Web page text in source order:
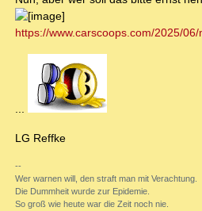
https://www.carscoops.com/2025/
...
LG Reffke
--
Wer warnen will, den straft man mit Verachtung.
Die Dummheit wurde zur Epidemie.
So groß wie heute war die Zeit noch nie.